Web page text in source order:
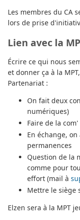
Les membres du CA
lors de prise
Lien avec la
Écrire ce qui nous
et donner ça à la
Partenariat :
On fait deux
numériques)
Faire de la
En échange,
permanences
Question de la
comme pour
effort (mail à
Mettre le siège
Elzen sera à la MPT